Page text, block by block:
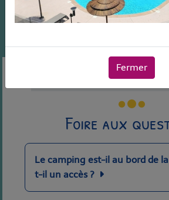
Le Camping Infos
Foire aux
Le camping est-il au bord de
t-il un accès ?
Fermer